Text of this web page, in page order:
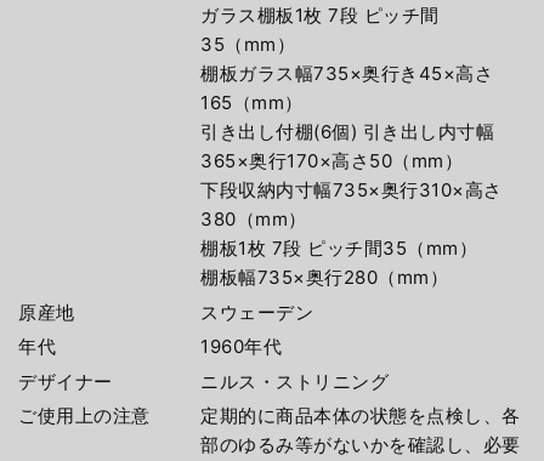
ガラス棚板1枚 7段 ピッチ間
35（mm）
棚板ガラス幅735×奥行き45×高さ
165（mm）
引き出し付棚(6個) 引き出し内寸幅
365×奥行170×高さ50（mm）
下段収納内寸幅735×奥行310×高さ
380（mm）
棚板1枚 7段 ピッチ間35（mm）
棚板幅735×奥行280（mm）
原産地
スウェーデン
年代
1960年代
デザイナー
ニルス・ストリニング
ご使用上の注意
定期的に商品本体の状態を点検し、各
部のゆるみ等がないかを確認し、必要